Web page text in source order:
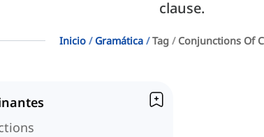
clause.
Inicio Gramática Tag Conjunctions Of